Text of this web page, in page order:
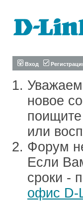
Вход
новое
или
Форум
Если
сроки -
офис D-